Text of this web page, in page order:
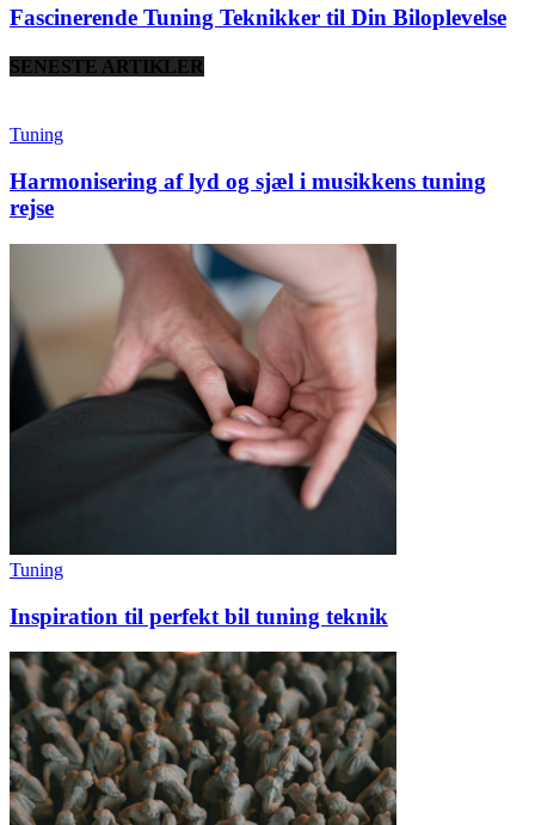
Fascinerende Tuning Teknikker til Din Biloplevelse
SENESTE ARTIKLER
Tuning
Harmonisering af lyd og sjæl i musikkens tuning
rejse
Tuning
Inspiration til perfekt bil tuning teknik